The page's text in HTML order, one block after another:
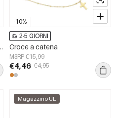
Stainless Steel
-10%
2-5 GIORNI
Croce a catena
MSRP €15,99
€4,46 €4,95
Magazzino UE